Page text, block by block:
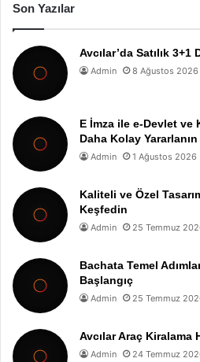
Son Yazılar
Avcılar’da Satılık 3+1
Admin 8 Ağustos 2026
E İmza ile e-Devlet ve
Daha Kolay Yararlanın
Admin 1 Ağustos 2026
Kaliteli ve Özel
Keşfedin
Admin 25 Temmuz
Bachata Temel
Başlangıç
Admin 25 Temmuz
Avcılar Araç Kiralama
Admin 24 Temmuz